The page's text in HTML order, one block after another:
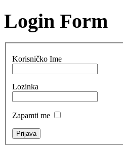
Login Form
Korisničko Ime
Lozinka
Zapamti me